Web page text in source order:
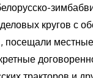
кругов с
посещали